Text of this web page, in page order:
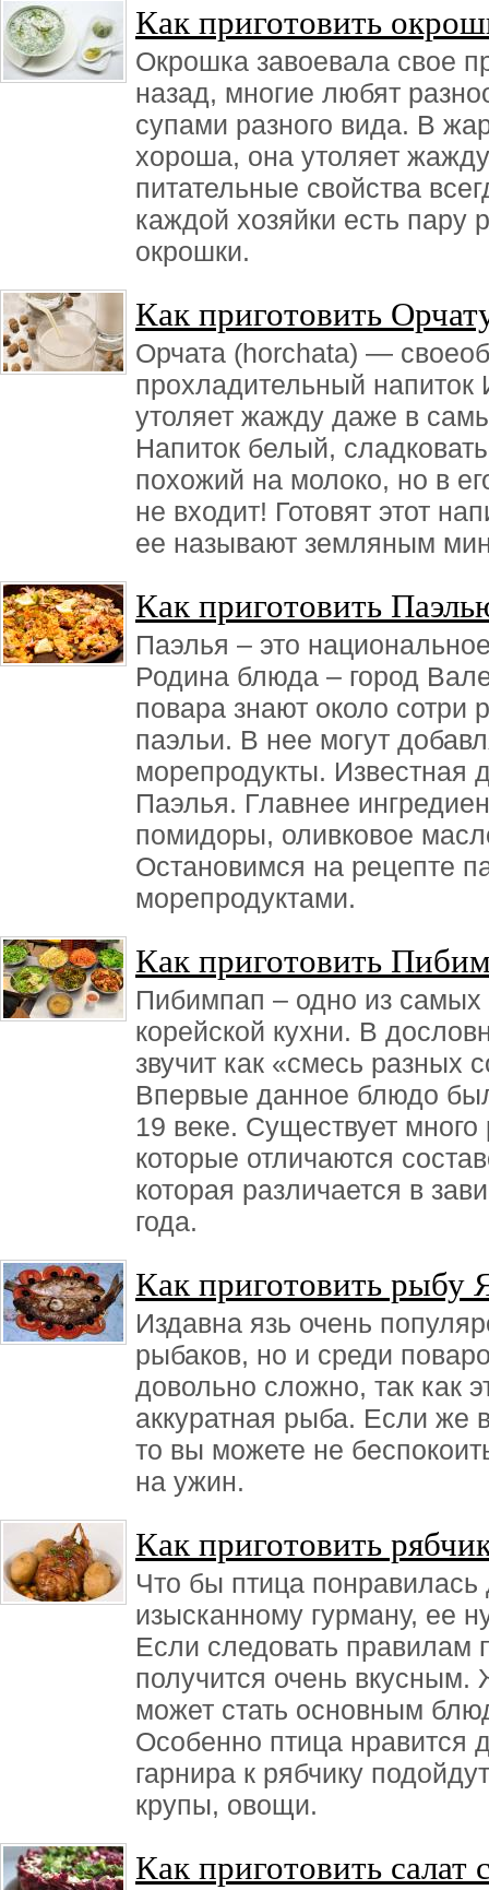
Как приготовить
Окрошка завоевала свое
назад, многие любят
супами разного вида. В
хороша, она утоляет
питательные свойства
каждой хозяйки есть пару
окрошки.
Как приготовить
Орчата (horchata) —
прохладительный напиток
утоляет жажду даже в
Напиток белый,
похожий на молоко, но в
не входит! Готовят этот
ее называют земляным
Как приготовить
Паэлья – это
Родина блюда – город
повара знают около сотри
паэльи. В нее могут
морепродукты. Известная
Паэлья. Главнее
помидоры, оливковое
Остановимся на рецепте
морепродуктами.
Как приготовить
Пибимпап – одно из
корейской кухни. В
звучит как «смесь разных
Впервые данное блюдо
19 веке. Существует
которые отличаются
которая различается в
года.
Как приготовить рыбу
Издавна язь очень
рыбаков, но и среди
довольно сложно, так как
аккуратная рыба. Если же
то вы можете не
на ужин.
Как приготовить
Что бы птица
изысканному гурману, ее
Если следовать правилам
получится очень
может стать основным
Особенно птица нравится
гарнира к рябчику
крупы, овощи.
Как приготовить